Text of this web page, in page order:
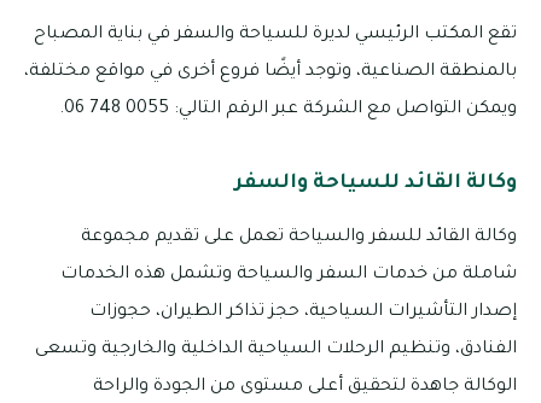
تقع المكتب الرئيسي لديرة للسياحة والسفر في بناية المصباح
بالمنطقة الصناعية، وتوجد أيضًا فروع أخرى في مواقع مختلفة،
ويمكن التواصل مع الشركة عبر الرقم التالي: 0055 748 06.
وكالة القائد للسياحة والسفر
وكالة القائد للسفر والسياحة تعمل على تقديم مجموعة
شاملة من خدمات السفر والسياحة وتشمل هذه الخدمات
إصدار التأشيرات السياحية، حجز تذاكر الطيران، حجوزات
الفنادق، وتنظيم الرحلات السياحية الداخلية والخارجية وتسعى
الوكالة جاهدة لتحقيق أعلى مستوى من الجودة والراحة